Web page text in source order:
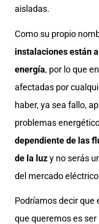
aisladas.
Como su propio
instalaciones están
energía, por lo que
afectadas por
haber, ya sea fallo,
problemas
dependiente de las
de la luzy no serás
del mercado
Podríamos decir que
que queremos es